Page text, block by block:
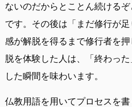
ないのだからとことん続ける
です。その後は「まだ修行が
感が解脱を得るまで修行者を
脱を体験した人は、「終わっ
した瞬間を味わいます。
仏教用語を用いてプロセスを